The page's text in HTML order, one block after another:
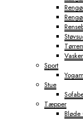
Sport
Stue
Tæpper